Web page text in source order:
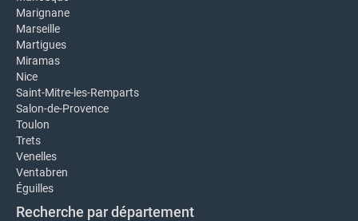
Marignane
Marseille
Martigues
Miramas
Nice
Saint-Mitre-les-Remparts
Salon-de-Provence
Toulon
Trets
Venelles
Ventabren
Éguilles
Recherche par département